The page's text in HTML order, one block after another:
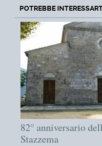
POTREBBE
82° anniversario
Stazzema